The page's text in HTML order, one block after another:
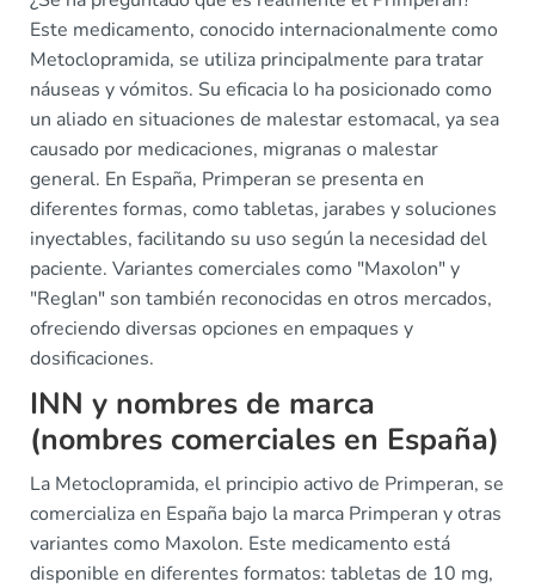
Este medicamento, conocido internacionalmente como
Metoclopramida, se utiliza principalmente para tratar
náuseas y vómitos. Su eficacia lo ha posicionado como
un aliado en situaciones de malestar estomacal, ya sea
causado por medicaciones, migranas o malestar
general. En España, Primperan se presenta en
diferentes formas, como tabletas, jarabes y soluciones
inyectables, facilitando su uso según la necesidad del
paciente. Variantes comerciales como "Maxolon" y
"Reglan" son también reconocidas en otros mercados,
ofreciendo diversas opciones en empaques y
dosificaciones.
INN y nombres de marca
(nombres comerciales en España)
La Metoclopramida, el principio activo de Primperan, se
comercializa en España bajo la marca Primperan y otras
variantes como Maxolon. Este medicamento está
disponible en diferentes formatos: tabletas de 10 mg,